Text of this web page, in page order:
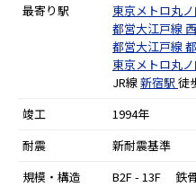
最寄り駅
東京メトロ丸
都営大江戸線
都営大江戸線
東京メトロ丸
JR線新宿駅 徒
竣工
1994年
耐震
新耐震基準
規模・構造
B2F - 13F 鉄